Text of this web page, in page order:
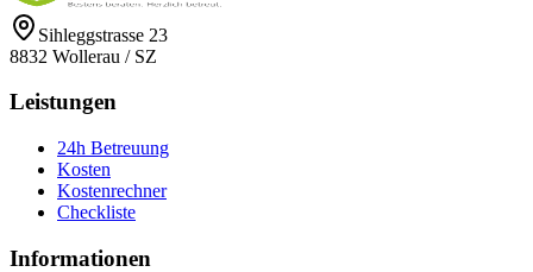
Sihleggstrasse 23
8832 Wollerau / SZ
Leistungen
24h Betreuung
Kosten
Kostenrechner
Checkliste
Informationen